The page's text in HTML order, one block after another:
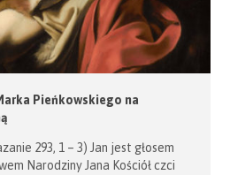
Pieńkowskiego na
293, 1 – 3) Jan jest głosem
Narodziny Jana Kościół czci